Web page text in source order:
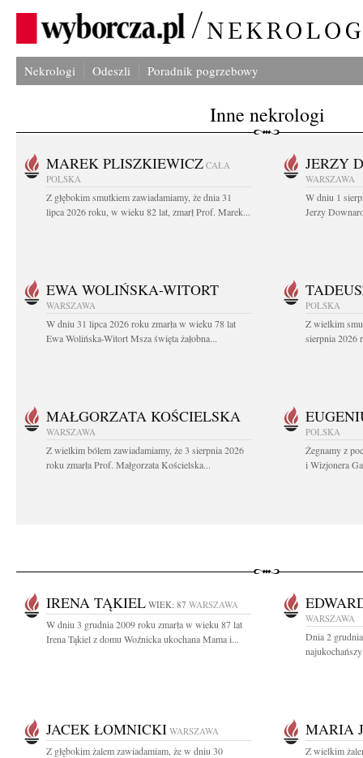
Nekrologi Odeszli Poradnik pogrzebowy
Inne nekrologi
MAREK PLISZKIEWICZ CAŁA
POLSKA
Z głębokim smutkiem zawiadamiamy, że dnia 31
lipca 2026 roku, w wieku 82 lat, zmarł Prof. Marek...
JERZY
WARSZAWA
W dniu 1
Jerzy
EWA WOLIŃSKA-WITORT
WARSZAWA
W dniu 31 lipca 2026 roku zmarła w wieku 78 lat
Ewa Wolińska-Witort Msza święta żałobna...
POLSKA
Z wielkim
sierpnia 2026
MAŁGORZATA KOŚCIELSKA
WARSZAWA
Z wielkim bólem zawiadamiamy, że 3 sierpnia 2026
roku zmarła Prof. Małgorzata Kościelska...
POLSKA
Żegnamy z
i Wizjonera
IRENA TĄKIEL WIEK: 87 WARSZAWA
W dniu 3 grudnia 2009 roku zmarła w wieku 87 lat
Irena Tąkiel z domu Woźnicka ukochana Mama i...
WARSZAWA
Dnia 2
JACEK ŁOMNICKI WARSZAWA
Z głębokim żalem zawiadamiam, że w dniu 30
MARIA
Z wielkim